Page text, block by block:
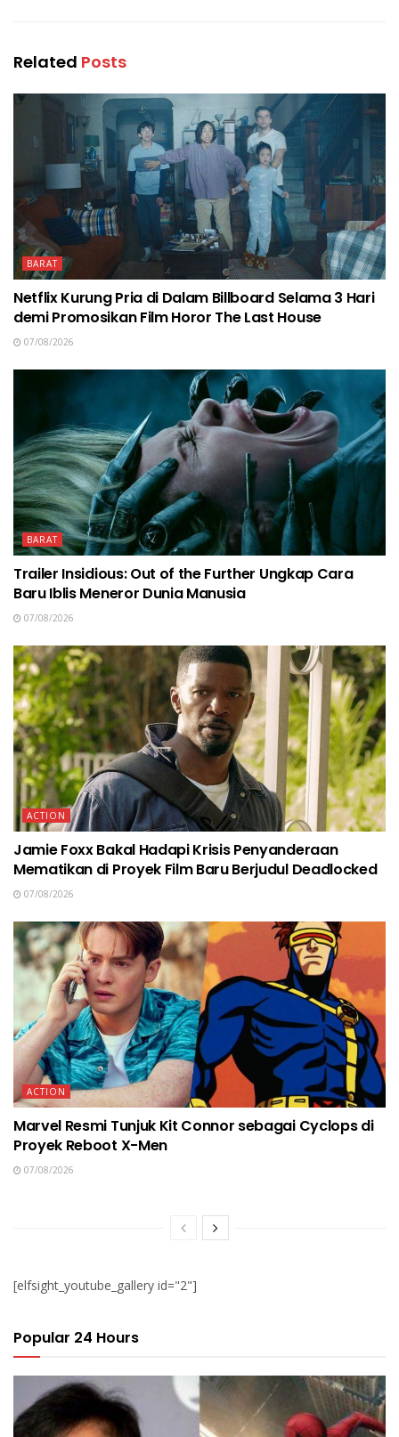
Related Posts
BARAT
Netflix Kurung Pria di Dalam Billboard Selama 3 Hari
demi Promosikan Film Horor The Last House
07/08/2026
BARAT
Trailer Insidious: Out of the Further Ungkap Cara
Baru Iblis Meneror Dunia Manusia
07/08/2026
ACTION
Jamie Foxx Bakal Hadapi Krisis Penyanderaan
Mematikan di Proyek Film Baru Berjudul Deadlocked
07/08/2026
ACTION
Marvel Resmi Tunjuk Kit Connor sebagai Cyclops di
Proyek Reboot X-Men
07/08/2026
[elfsight_youtube_gallery id="2"]
Popular 24 Hours